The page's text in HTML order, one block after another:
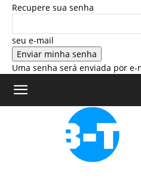
Recupere sua senha
seu e-mail
Uma senha será enviada por e-